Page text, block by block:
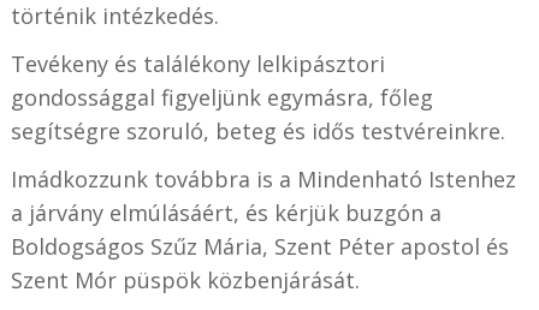
történik intézkedés.
Tevékeny és találékony lelkipásztori
gondossággal figyeljünk egymásra, főleg
segítségre szoruló, beteg és idős testvéreinkre.
Imádkozzunk továbbra is a Mindenható Istenhez
a járvány elmúlásáért, és kérjük buzgón a
Boldogságos Szűz Mária, Szent Péter apostol és
Szent Mór püspök közbenjárását.